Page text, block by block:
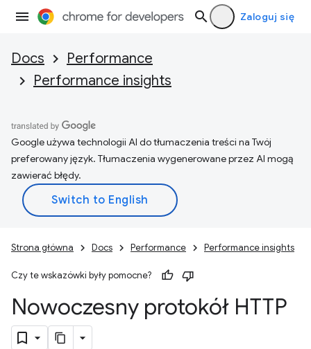
Zaloguj się
Docs
Performance
Performance insights
Google używa technologii AI do tłumaczenia treści na Twój
preferowany język. Tłumaczenia wygenerowane przez AI mogą
zawierać błędy.
Strona główna Docs Performance Performance insights
Czy te wskazówki były pomocne?
Nowoczesny protokół HTTP